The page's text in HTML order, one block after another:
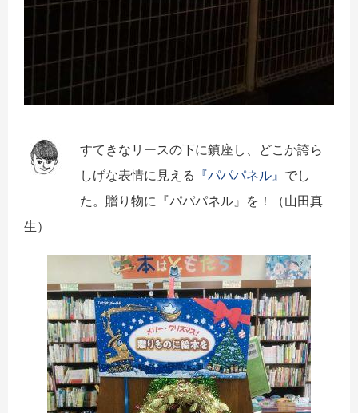
すてきなリースの下に鎮座し、どこか誇ら
しげな表情に見える 『パパパネル』 でし
た。贈り物に『パパパネル』を！（山田真
生）